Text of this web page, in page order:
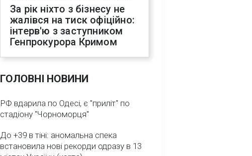
За рік ніхто з бізнесу не
жалівся на тиск офіційно:
інтерв'ю з заступником
Генпрокурора Кримом
ГОЛОВНІ НОВИНИ
РФ вдарила по Одесі, є "приліт" по
стадіону "Чорноморця"
До +39 в тіні: аномальна спека
встановила нові рекорди одразу в 13